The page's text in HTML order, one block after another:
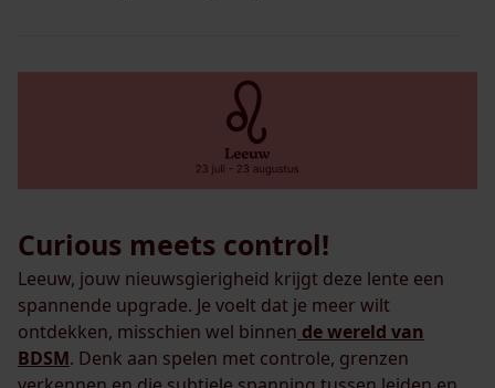
Curious meets control!
Leeuw, jouw nieuwsgierigheid krijgt deze lente een
spannende upgrade. Je voelt dat je meer wilt
ontdekken, misschien wel binnen de wereld van
BDSM. Denk aan spelen met controle, grenzen